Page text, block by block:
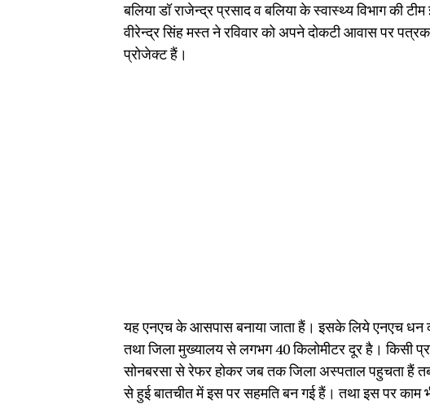
बलिया डॉ राजेन्द्र प्रसाद व बलिया के स्वास्थ्य विभाग की
वीरेन्द्र सिंह मस्त ने रविवार को अपने दोकटी आवास पर
प्रोजेक्ट हैं।
यह एनएच के आसपास बनाया जाता हैं। इसके लिये एनएच धन
तथा जिला मुख्यालय से लगभग 40 किलोमीटर दूर है। किसी
सोनबरसा से रेफर होकर जब तक जिला अस्पताल पहुचता हैं
से हुई बातचीत में इस पर सहमति बन गई हैं। तथा इस पर काम